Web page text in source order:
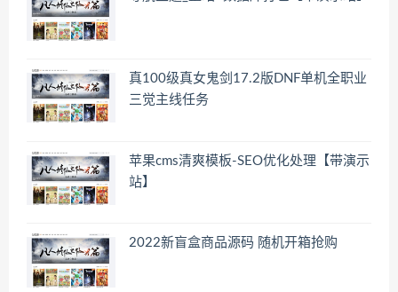
真100级真女鬼剑17.2版DNF单机全职业
三觉主线任务
苹果cms清爽模板-SEO优化处理【带演示
站】
2022新盲盒商品源码 随机开箱抢购